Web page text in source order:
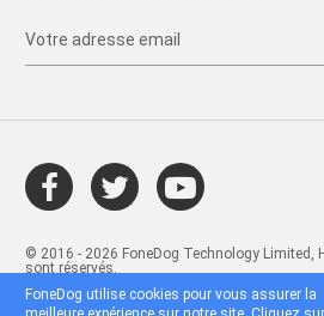
© 2016 - 2026 FoneDog Technology Limited,
sont réservés.
FoneDog utilise cookies pour vous assurer la